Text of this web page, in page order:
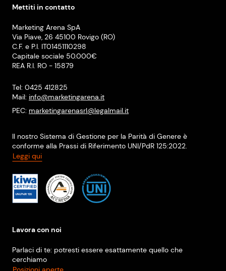
Mettiti in contatto
Marketing Arena SpA
Via Piave, 26 45100 Rovigo (RO)
C.F. e P.I. IT01451110298
Capitale sociale 50.000€
REA R.I. RO - 15879
Tel: 0425 412825
Mail: info@marketingarena.it
PEC: marketingarenasrl@legalmail.it
Il nostro Sistema di Gestione per la Parità di Genere è
conforme alla Prassi di Riferimento UNI/PdR 125:2022.
Leggi qui
Lavora con noi
Parlaci di te: potresti essere esattamente quello che
cerchiamo